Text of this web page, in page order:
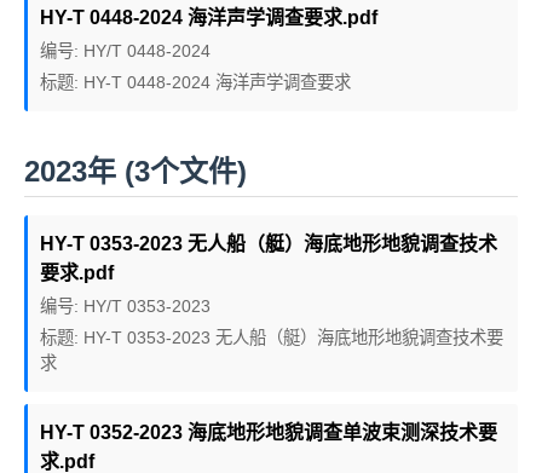
HY-T 0448-2024 海洋声学调查要求.pdf
编号: HY/T 0448-2024
标题: HY-T 0448-2024 海洋声学调查要求
2023年 (3个文件)
HY-T 0353-2023 无人船（艇）海底地形地貌调查技术
要求.pdf
编号: HY/T 0353-2023
标题: HY-T 0353-2023 无人船（艇）海底地形地貌调查技术要
求
HY-T 0352-2023 海底地形地貌调查单波束测深技术要
求.pdf